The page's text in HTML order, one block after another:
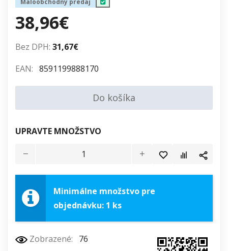
Maloobchodný predaj
38,96€
Bez DPH: 31,67€
EAN: 8591199888170
Do košíka
UPRAVTE MNOŽSTVO
Minimálne množstvo pre
objednávku: 1 ks
Zobrazené:
76